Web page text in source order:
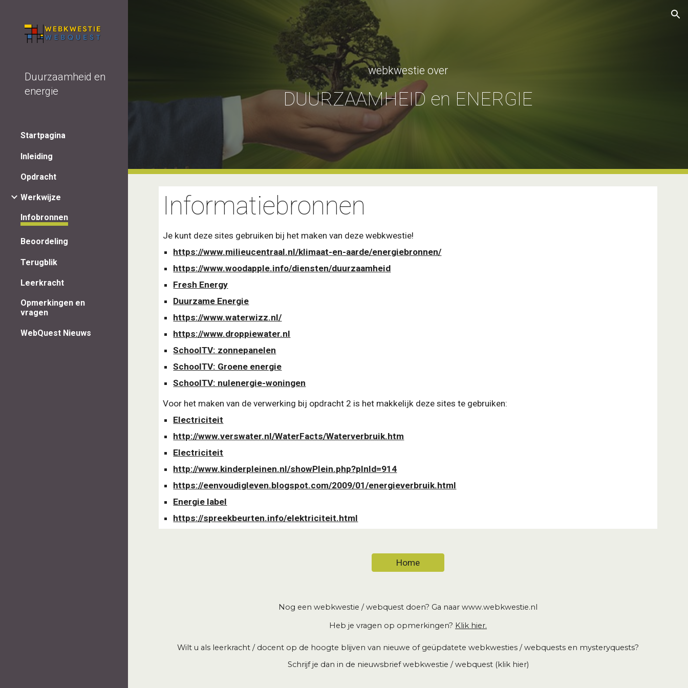
Skip to main content
Duurzaamheid en
energie
Startpagina
Inleiding
Opdracht
Werkwijze
Infobronnen
Beoordeling
Terugblik
Leerkracht
Opmerkingen en
vragen
WebQuest Nieuws
webkwestie over
DUURZAAMHEID en ENERGIE
Informatiebronnen
Je kunt deze sites gebruiken bij het maken van deze webkwestie!
https://www.milieucentraal.nl/klimaat-en-aarde/energiebronnen/
https://www.woodapple.info/diensten/duurzaamheid
Fresh Energy
Duurzame Energie
https://www.waterwizz.nl/
https://www.droppiewater.nl
SchoolTV: zonnepanelen
SchoolTV: Groene energie
SchoolTV: nulenergie-woningen
Voor het maken van de verwerking bij opdracht 2 is het makkelijk deze sites te gebruiken:
Electriciteit
http://www.verswater.nl/WaterFacts/Waterverbruik.htm
Electriciteit
http://www.kinderpleinen.nl/showPlein.php?plnId=914
https://eenvoudigleven.blogspot.com/2009/01/energieverbruik.html
Energie label
https://spreekbeurten.info/elektriciteit.html
Home
Nog een webkwestie / webquest doen? Ga naar www.webkwestie.nl
Heb je vragen op opmerkingen? Klik hier.
Wilt u als leerkracht / docent op de hoogte blijven van nieuwe of geüpdatete webkwesties / webquests en mysteryquests?
Schrijf je dan in de nieuwsbrief webkwestie / webquest (klik hier)